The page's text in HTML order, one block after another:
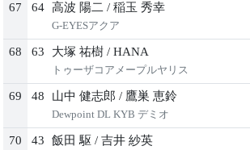
67 64 高波 陽二 / 稲玉 秀幸
G-EYESアクア
68 63 大塚 祐樹 / HANA
トゥーザコアメープルヤリス
69 48 山中 健志郎 / 鷹巣 恵鈴
Dewpoint DL KYB デミオ
70 43 飯田 駆 / 吉井 紗英